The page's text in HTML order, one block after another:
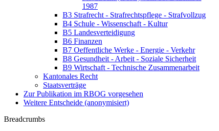
1987
B3 Strafrecht - Strafrechtspflege - Strafvollzug
B4 Schule - Wissenschaft - Kultur
B5 Landesverteidigung
B6 Finanzen
B7 Oeffentliche Werke - Energie - Verkehr
B8 Gesundheit - Arbeit - Soziale Sicherheit
B9 Wirtschaft - Technische Zusammenarbeit
Kantonales Recht
Staatsverträge
Zur Publikation im RBOG vorgesehen
Weitere Entscheide (anonymisiert)
Breadcrumbs